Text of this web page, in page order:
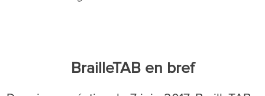
BrailleTAB en bref